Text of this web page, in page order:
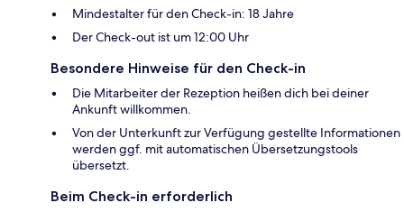
Mindestalter für den Check-in: 18 Jahre
Der Check-out ist um 12:00 Uhr
Besondere Hinweise für den Check-in
Die Mitarbeiter der Rezeption heißen dich bei deiner
Ankunft willkommen.
Von der Unterkunft zur Verfügung gestellte Informationen
werden ggf. mit automatischen Übersetzungstools
übersetzt.
Beim Check-in erforderlich